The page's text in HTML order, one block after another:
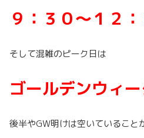
９：３０～１２
そして混雑のピーク日は
ゴールデンウィ
後半やGW明けは空いていること